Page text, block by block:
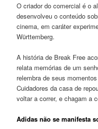
O criador do comercial é o
desenvolveu o conteúdo
cinema, em caráter
Württemberg.
A história de Break Free
relata memórias de um
relembra de seus
Cuidadores da casa de
voltar a correr, e chagam a
Adidas não se manifesta